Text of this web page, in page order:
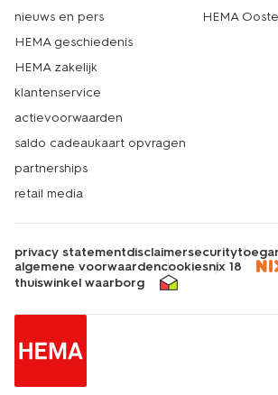
nieuws en pers
HEMA geschiedenis
HEMA zakelijk
klantenservice
actievoorwaarden
saldo cadeaukaart opvragen
partnerships
retail media
HEMA
privacy statementdisclaimersecurity
algemene voorwaardencookiesnix 18
thuiswinkel waarborg